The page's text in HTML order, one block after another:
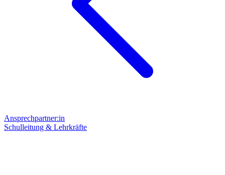
Ansprechpartner:in
Schulleitung & Lehrkräfte